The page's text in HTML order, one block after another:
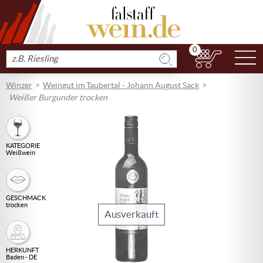
Produkt
suchen
0
Winzer
Weingut im Taubertal - Johann August Sack
Weißer Burgunder trocken
KATEGORIE
Weißwein
GESCHMACK
trocken
HERKUNFT
Baden - DE
Ausverkauft